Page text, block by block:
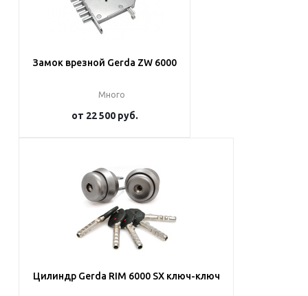
Замок врезной Gerda ZW 6000
Много
от 22 500 руб.
Подробнее
Цилиндр Gerda RIM 6000 SX ключ-ключ